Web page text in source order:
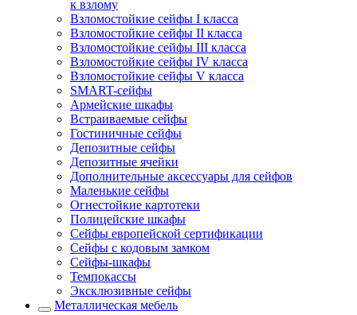
к взлому
Взломостойкие сейфы I класса
Взломостойкие сейфы II класса
Взломостойкие сейфы III класса
Взломостойкие сейфы IV класса
Взломостойкие сейфы V класса
SMART-сейфы
Армейские шкафы
Встраиваемые сейфы
Гостиничные сейфы
Депозитные сейфы
Депозитные ячейки
Дополнительные аксессуары для сейфов
Маленькие сейфы
Огнестойкие картотеки
Полицейские шкафы
Сейфы европейской сертификации
Сейфы с кодовым замком
Сейфы-шкафы
Темпокассы
Эксклюзивные сейфы
Металлическая мебель